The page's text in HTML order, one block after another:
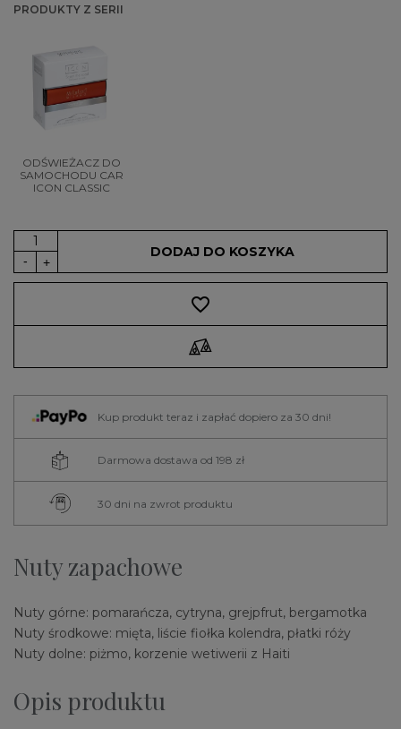
PRODUKTY Z SERII
ODŚWIEŻACZ DO
SAMOCHODU CAR
ICON CLASSIC
DODAJ DO KOSZYKA
favorite_border
Kup produkt teraz i zapłać dopiero za 30 dni!
Darmowa dostawa od 198 zł
30 dni na zwrot produktu
Nuty zapachowe
Nuty górne: pomarańcza, cytryna, grejpfrut, bergamotka
Nuty środkowe: mięta, liście fiołka kolendra, płatki róży
Nuty dolne: piżmo, korzenie wetiwerii z Haiti
Opis produktu